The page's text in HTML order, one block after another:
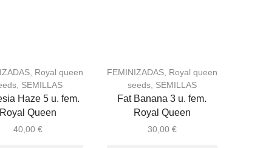
Royal queen
SEMILLAS
Haze 5 u. fem.
Royal Queen
40,00€
FEMINIZADAS, Royal queen
seeds, SEMILLAS
Fat Banana 3 u. fem.
Royal Queen
30,00 €